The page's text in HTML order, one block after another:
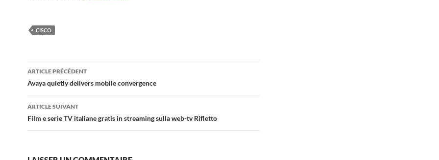
CISCO
Navigation
des
articles
ARTICLE PRÉCÉDENT
Avaya quietly delivers mobile convergence
ARTICLE SUIVANT
Film e serie TV italiane gratis in streaming sulla web-tv Rifletto